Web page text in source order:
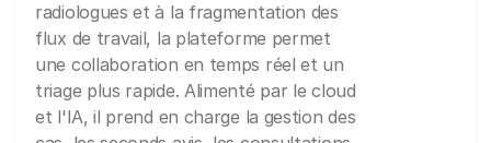
radiologues et à la fragmentation des
flux de travail, la plateforme permet
une collaboration en temps réel et un
triage plus rapide. Alimenté par le cloud
et l'IA, il prend en charge la gestion des